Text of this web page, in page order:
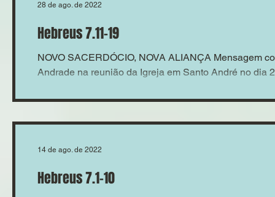
Hebreus 7.11-19
NOVO SACERDÓCIO, NOVA ALIANÇA Mensagem
Andrade na reunião da Igreja em Santo André no dia
28 de ago. de 2022
Hebreus 7.1-10
14 de ago. de 2022